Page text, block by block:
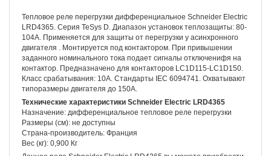
Тепловое реле перегрузки дифференциальное Schneider Electric
LRD4365. Серия TeSys D. Диапазон установок теплозащиты: 80-
104A. Применяется для защиты от перегрузки у асинхронного
двигателя . Монтируется под контактором. При привышении
заданного номинального тока подает сигналы отключенифя на
контактор. Предназначено для контакторов LC1D115-LC1D150.
Класс срабатывания: 10А. Стандарты IEC 6094741. Охватывают
типоразмеры двигателя до 150А.
Технические характеристики Schneider Electric LRD4365
Назначение: дифференциальное тепловое реле перегрузки
Размеры (см): не доступны
Страна-производитель: Франция
Вес (кг): 0,900 Кг